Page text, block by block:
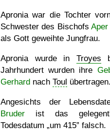
Apronia war die Tochter
Schwester des Bischofs Aper
als Gott geweihte Jungfrau.
Apronia wurde in Troyes
Jahrhundert wurden ihre
Gerhard nach Toul übertragen.
Angesichts der
Bruder ist das
Todesdatum
um 415 falsch.